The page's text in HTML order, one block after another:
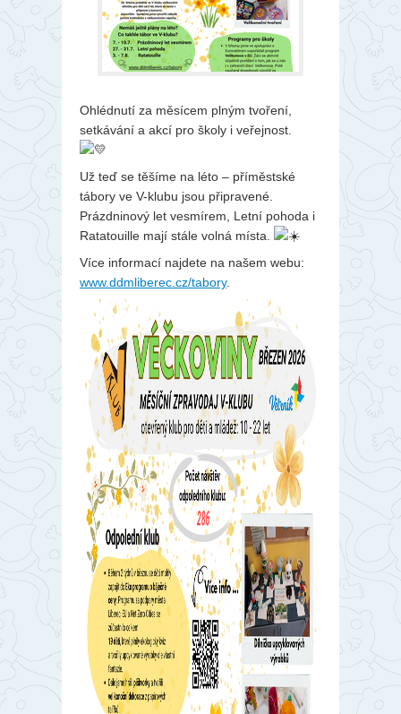
Ohlédnutí za měsícem plným tvoření,
setkávání a akcí pro školy i veřejnost.
Už teď se těšíme na léto – příměstské
tábory ve V-klubu jsou připravené.
Prázdninový let vesmírem, Letní pohoda i
Ratatouille mají stále volná místa.
Více informací najdete na našem webu:
www.ddmliberec.cz/tabory.